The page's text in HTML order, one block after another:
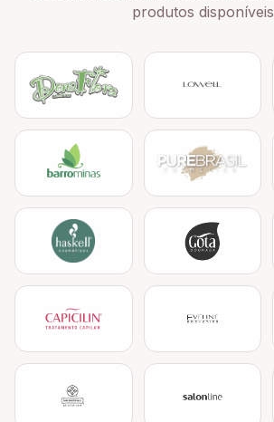
produtos disponíveis